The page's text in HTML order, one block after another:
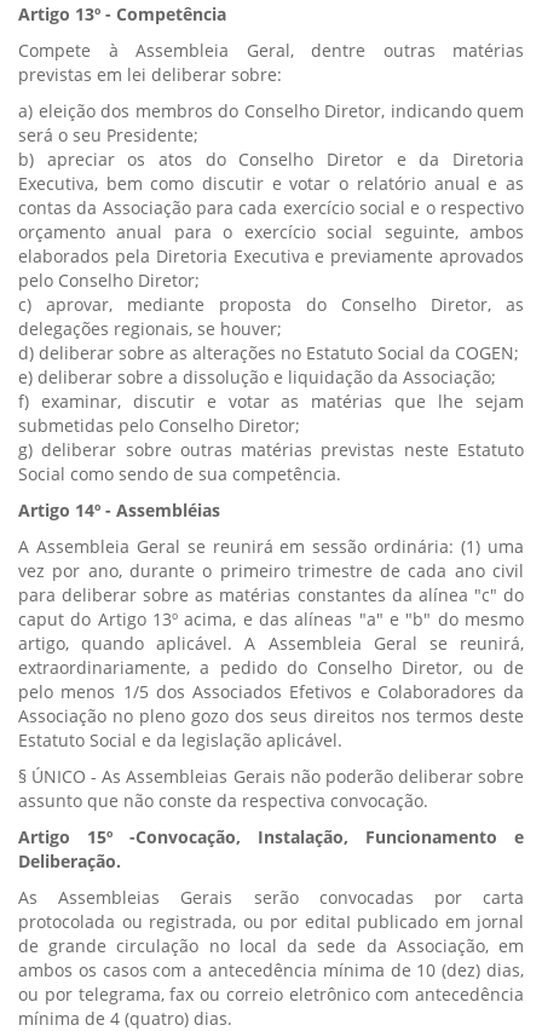
Artigo 13º - Competência
Compete à Assembleia Geral, dentre outras matérias
previstas em lei deliberar sobre:
a) eleição dos membros do Conselho Diretor, indicando quem
será o seu Presidente;
b) apreciar os atos do Conselho Diretor e da Diretoria
Executiva, bem como discutir e votar o relatório anual e as
contas da Associação para cada exercício social e o respectivo
orçamento anual para o exercício social seguinte, ambos
elaborados pela Diretoria Executiva e previamente aprovados
pelo Conselho Diretor;
c) aprovar, mediante proposta do Conselho Diretor, as
delegações regionais, se houver;
d) deliberar sobre as alterações no Estatuto Social da COGEN;
e) deliberar sobre a dissolução e liquidação da Associação;
f) examinar, discutir e votar as matérias que lhe sejam
submetidas pelo Conselho Diretor;
g) deliberar sobre outras matérias previstas neste Estatuto
Social como sendo de sua competência.
Artigo 14º - Assembléias
A Assembleia Geral se reunirá em sessão ordinária: (1) uma
vez por ano, durante o primeiro trimestre de cada ano civil
para deliberar sobre as matérias constantes da alínea "c" do
caput do Artigo 13º acima, e das alíneas "a" e "b" do mesmo
artigo, quando aplicável. A Assembleia Geral se reunirá,
extraordinariamente, a pedido do Conselho Diretor, ou de
pelo menos 1/5 dos Associados Efetivos e Colaboradores da
Associação no pleno gozo dos seus direitos nos termos deste
Estatuto Social e da legislação aplicável.
§ ÚNICO - As Assembleias Gerais não poderão deliberar sobre
assunto que não conste da respectiva convocação.
Artigo 15º -Convocação, Instalação, Funcionamento e
Deliberação.
As Assembleias Gerais serão convocadas por carta
protocolada ou registrada, ou por editaI publicado em jornal
de grande circulação no local da sede da Associação, em
ambos os casos com a antecedência mínima de 10 (dez) dias,
ou por telegrama, fax ou correio eletrônico com antecedência
mínima de 4 (quatro) dias.